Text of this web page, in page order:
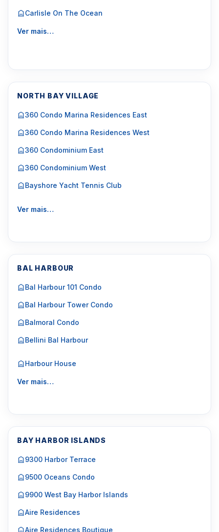
Carlisle On The Ocean
Ver mais…
NORTH BAY VILLAGE
360 Condo Marina Residences East
360 Condo Marina Residences West
360 Condominium East
360 Condominium West
Bayshore Yacht Tennis Club
Ver mais…
BAL HARBOUR
Bal Harbour 101 Condo
Bal Harbour Tower Condo
Balmoral Condo
Bellini Bal Harbour
Harbour House
Ver mais…
BAY HARBOR ISLANDS
9300 Harbor Terrace
9500 Oceans Condo
9900 West Bay Harbor Islands
Aire Residences
Aire Residences Boutique